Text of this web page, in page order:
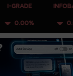
INFOBANK15
0.00%